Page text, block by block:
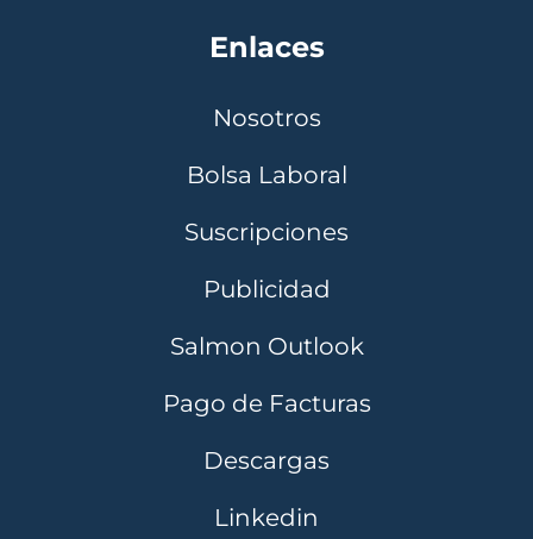
Enlaces
Nosotros
Bolsa Laboral
Suscripciones
Publicidad
Salmon Outlook
Pago de Facturas
Descargas
Linkedin